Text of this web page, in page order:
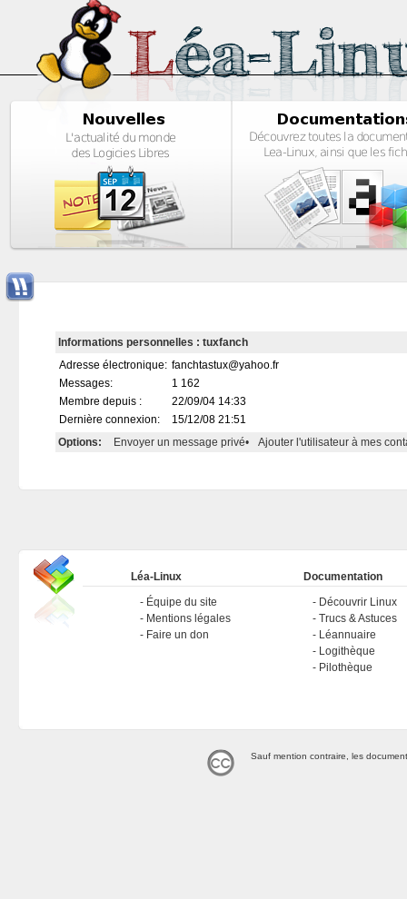
Informations personnelles : tuxfanch
Adresse électronique: fanchtastux@yahoo.fr
Messages:
1 162
Membre depuis :
22/09/04 14:33
Dernière connexion:
15/12/08 21:51
Options:
Envoyer un message privé• Ajouter l'utilisateur à mes
Léa-Linux
Équipe du site
Mentions légales
Faire un don
Documentation
Découvrir Linux
Trucs & Astuces
Léannuaire
Logithèque
Pilothèque
Sauf mention contraire, les